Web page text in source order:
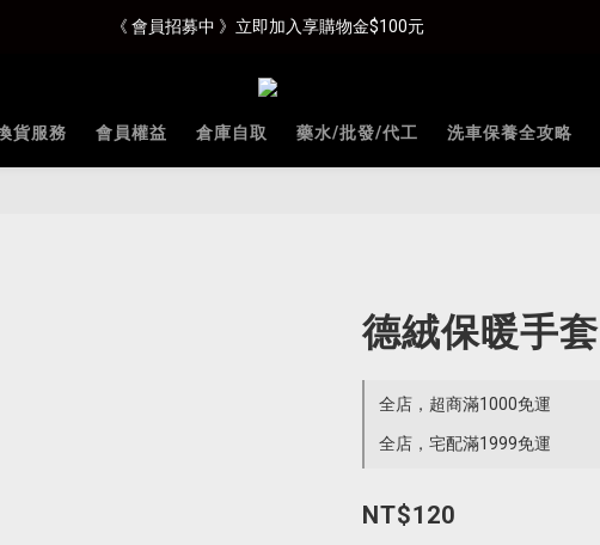
《 會員招募中 》立即加入享購物金$100元
貨服務 會員權益 倉庫自取 藥水/批發/代工 洗車保養全攻略
德絨保暖手套
全店，超商滿1000免運
全店，宅配滿1999免運
NT$120